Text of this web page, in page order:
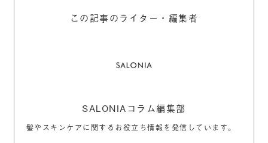
この記事のライター・編集者
SALONIAコラム編集部
髪やスキンケアに関するお役立ち情報を発信しています。